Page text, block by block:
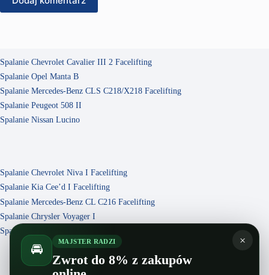
Spalanie Chevrolet Cavalier III 2 Facelifting
Spalanie Opel Manta B
Spalanie Mercedes-Benz CLS C218/X218 Facelifting
Spalanie Peugeot 508 II
Spalanie Nissan Lucino
Spalanie Chevrolet Niva I Facelifting
Spalanie Kia Cee’d I Facelifting
Spalanie Mercedes-Benz CL C216 Facelifting
Spalanie Chrysler Voyager I
Spalanie Ford Fiesta III
×
🚘 MAJSTER RADZI
Zwrot do 8% z zakupów